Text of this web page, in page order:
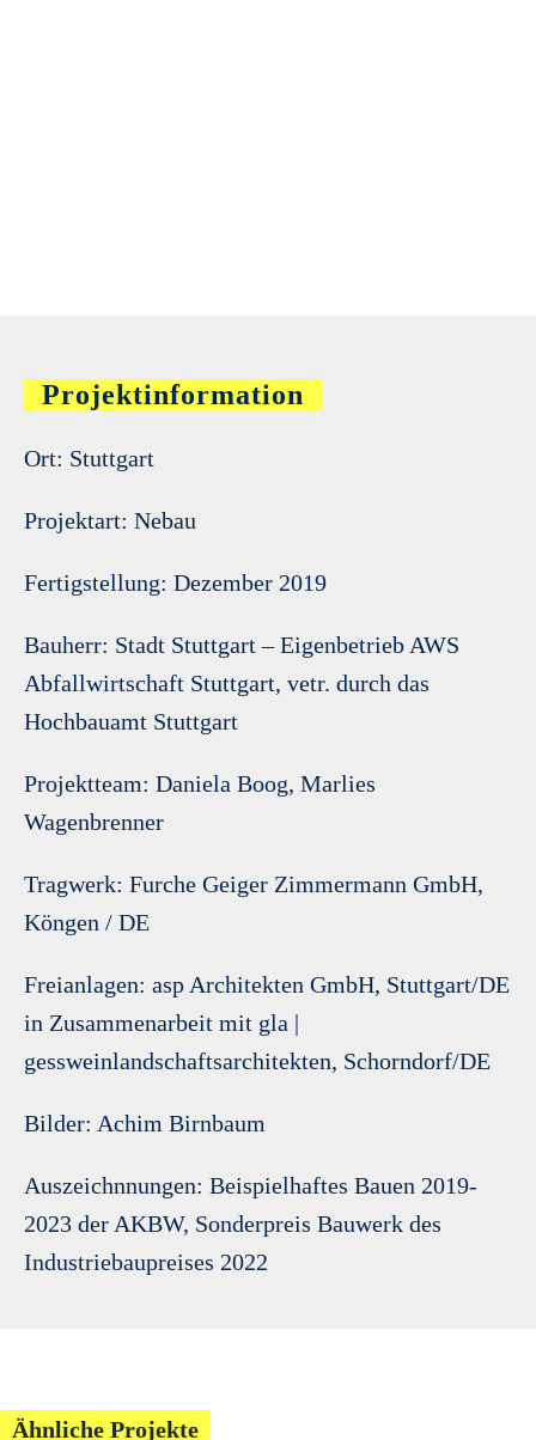
Projektinformation
Ort: Stuttgart
Projektart: Nebau
Fertigstellung: Dezember 2019
Bauherr: Stadt Stuttgart – Eigenbetrieb AWS
Abfallwirtschaft Stuttgart, vetr. durch das
Hochbauamt Stuttgart
Projektteam: Daniela Boog, Marlies
Wagenbrenner
Tragwerk: Furche Geiger Zimmermann GmbH,
Köngen / DE
Freianlagen: asp Architekten GmbH, Stuttgart/DE
in Zusammenarbeit mit gla |
gessweinlandschaftsarchitekten, Schorndorf/DE
Bilder: Achim Birnbaum
Auszeichnnungen: Beispielhaftes Bauen 2019-
2023 der AKBW, Sonderpreis Bauwerk des
Industriebaupreises 2022
Ähnliche Projekte